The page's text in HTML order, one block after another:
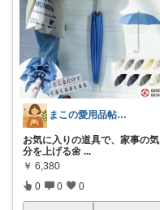
まこの愛用品帖｜暮らし整うROOM
お気に入りの道具で、家事の気
分を上げる🌼 ...
￥ 6,380
0 0 0